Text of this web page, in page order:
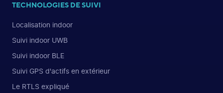
TECHNOLOGIES DE SUIVI
Localisation indoor
Suivi indoor UWB
Suivi indoor BLE
Suivi GPS d'actifs en extérieur
Le RTLS expliqué